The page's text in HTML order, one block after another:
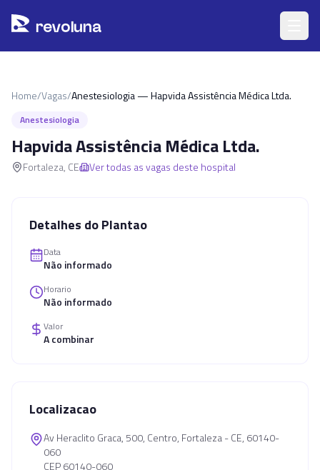
revoluna
Home/Vagas/Anestesiologia — Hapvida Assistência Médica Ltda.
Anestesiologia
Hapvida Assistência Médica Ltda.
Fortaleza, CE Ver todas as vagas deste hospital
Detalhes do Plantao
Data
Não informado
Horario
Não informado
Valor
A combinar
Localizacao
Av Heraclito Graca, 500, Centro, Fortaleza - CE, 60140-
060
CEP 60140-060